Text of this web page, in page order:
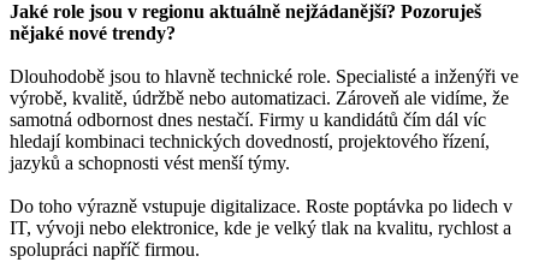
Jaké role jsou v regionu aktuálně nejžádanější? Pozoruješ
nějaké nové trendy?
Dlouhodobě jsou to hlavně technické role. Specialisté a inženýři ve
výrobě, kvalitě, údržbě nebo automatizaci. Zároveň ale vidíme, že
samotná odbornost dnes nestačí. Firmy u kandidátů čím dál víc
hledají kombinaci technických dovedností, projektového řízení,
jazyků a schopnosti vést menší týmy.
Do toho výrazně vstupuje digitalizace. Roste poptávka po lidech v
IT, vývoji nebo elektronice, kde je velký tlak na kvalitu, rychlost a
spolupráci napříč firmou.